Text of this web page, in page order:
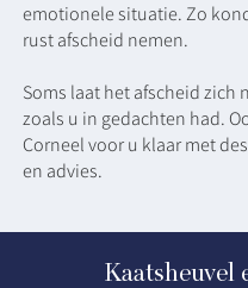
emotionele situatie. Zo
rust afscheid nemen.
Soms laat het afscheid zich
zoals u in gedachten had.
Corneel voor u klaar met
en advies.
Kaatsheuvel